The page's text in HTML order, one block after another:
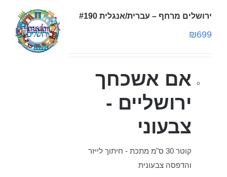
ירושלים מרחף – עברית/אנגלית #190
₪699
אם אשכחך
ירושליים -
צבעוני
קוטר 30 ס"מ מתכת - חיתוך לייזר
והדפסה צבעונית